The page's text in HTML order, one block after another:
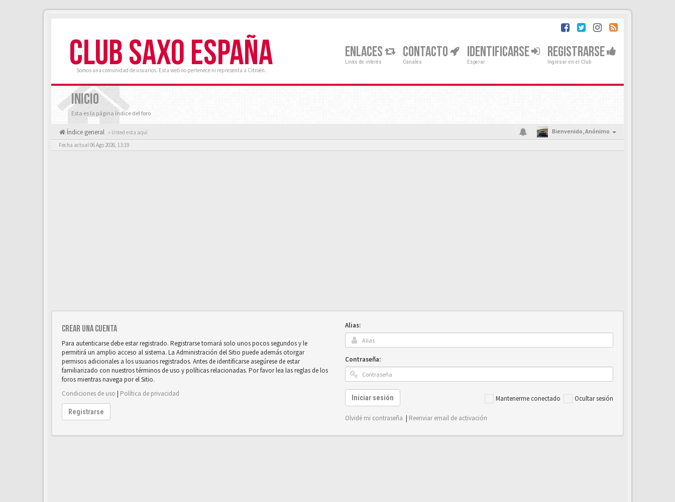
CLUB SAXO ESPAÑA
Somos una comunidad de usuarios. Esta web no pertenece ni representa a Citroën.
ENLACES
Links de interés
CONTACTO
Canales
IDENTIFICARSE
Esperar
REGISTRARSE
Ingresar en el Club
INICIO
Esta es la página índice del foro
Índice general « Usted esta aquí Bienvenido,Anónimo
Fecha actual 06 Ago 2026, 13:19
Crear una cuenta
Para autenticarse debe estar registrado. Registrarse tomará solo unos pocos segundos y le
permitirá un amplio acceso al sistema. La Administración del Sitio puede además otorgar
permisos adicionales a los usuarios registrados. Antes de identificarse asegúrese de estar
familiarizado con nuestros términos de uso y políticas relacionadas. Por favor lea las reglas de los
foros mientras navega por el Sitio.
Condiciones de uso | Política de privacidad
Registrarse
Alias:
Contraseña:
Mantenerme conectado Ocultar sesión
Iniciar sesión
Olvidé mi contraseña | Reenviar email de activación